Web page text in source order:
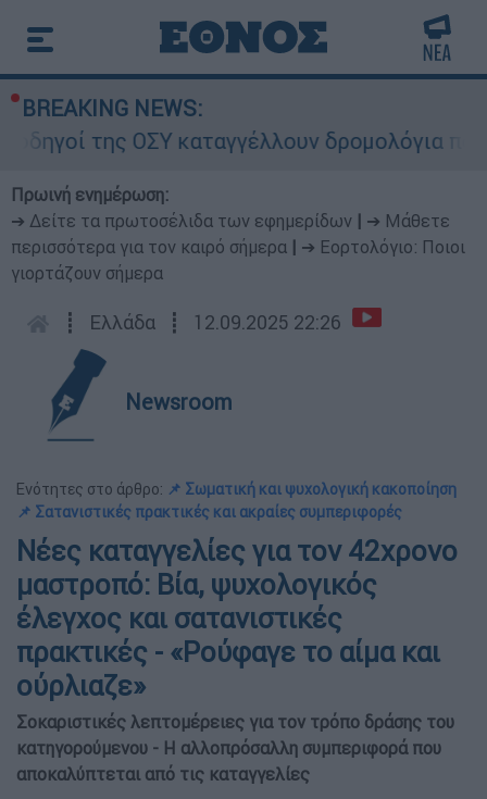
BREAKING NEWS:
της ΟΣΥ καταγγέλλουν δρομολόγια που
Πρωινή ενημέρωση:
➔ Δείτε τα πρωτοσέλιδα των εφημερίδων
➔ Μάθετε
περισσότερα για τον καιρό σήμερα
➔ Εορτολόγιο: Ποιοι
γιορτάζουν σήμερα
┋ Ελλάδα ┋ 12.09.2025 22:26
Newsroom
Ενότητες στο άρθρο: 📌 Σωματική και ψυχολογική κακοποίηση
📌 Σατανιστικές πρακτικές και ακραίες συμπεριφορές
Νέες καταγγελίες για τον 42χρονο
μαστροπό: Βία, ψυχολογικός
έλεγχος και σατανιστικές
πρακτικές - «Ρούφαγε το αίμα και
ούρλιαζε»
Σοκαριστικές λεπτομέρειες για τον τρόπο δράσης του
κατηγορούμενου - Η αλλοπρόσαλλη συμπεριφορά που
αποκαλύπτεται από τις καταγγελίες